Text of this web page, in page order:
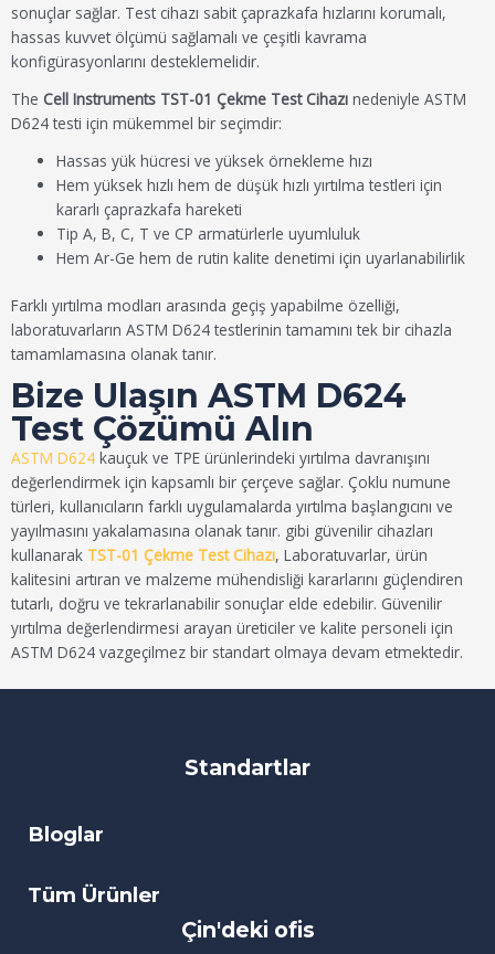
sonuçlar sağlar. Test cihazı sabit çaprazkafa hızlarını korumalı,
hassas kuvvet ölçümü sağlamalı ve çeşitli kavrama
konfigürasyonlarını desteklemelidir.
The Cell Instruments TST-01 Çekme Test Cihazı nedeniyle ASTM
D624 testi için mükemmel bir seçimdir:
Hassas yük hücresi ve yüksek örnekleme hızı
Hem yüksek hızlı hem de düşük hızlı yırtılma testleri için
kararlı çaprazkafa hareketi
Tip A, B, C, T ve CP armatürlerle uyumluluk
Hem Ar-Ge hem de rutin kalite denetimi için uyarlanabilirlik
Farklı yırtılma modları arasında geçiş yapabilme özelliği,
laboratuvarların ASTM D624 testlerinin tamamını tek bir cihazla
tamamlamasına olanak tanır.
Bize Ulaşın ASTM D624
Test Çözümü Alın
ASTM D624 kauçuk ve TPE ürünlerindeki yırtılma davranışını
değerlendirmek için kapsamlı bir çerçeve sağlar. Çoklu numune
türleri, kullanıcıların farklı uygulamalarda yırtılma başlangıcını ve
yayılmasını yakalamasına olanak tanır. gibi güvenilir cihazları
kullanarak TST-01 Çekme Test Cihazı, Laboratuvarlar, ürün
kalitesini artıran ve malzeme mühendisliği kararlarını güçlendiren
tutarlı, doğru ve tekrarlanabilir sonuçlar elde edebilir. Güvenilir
yırtılma değerlendirmesi arayan üreticiler ve kalite personeli için
ASTM D624 vazgeçilmez bir standart olmaya devam etmektedir.
Standartlar
Bloglar
Tüm Ürünler
Çin'deki ofis